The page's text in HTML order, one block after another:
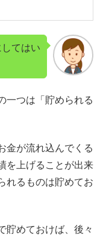
てはい
一つは「貯められる
金が流れ込んでくる
を上げることが出来
れるものは貯めてお
貯めておけば、後々